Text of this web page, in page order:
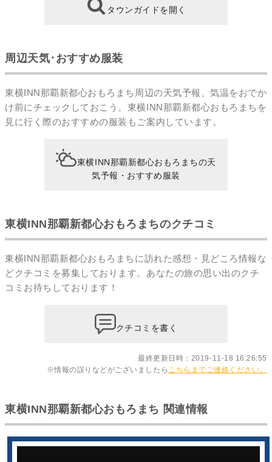
タウンガイドを開く
周辺天気･おすすめ服装
東横INN那覇新都心おもろまち周辺の天気予報、気温をおでか
け前にチェックしておこう。東横INN那覇新都心おもろまちを
見に行く際のおすすめの服装もご案内しています。
東横INN那覇新都心おもろまちの天
気予報・おすすめ服装
東横INN那覇新都心おもろまちのクチコミ
東横INN那覇新都心おもろまちに訪れた感想・見どころ情報な
どクチコミを募集しております。あなたの旅の思い出のクチ
コミ お待ちしております！
クチコミを書く
最終更新日時：2019-11-18 16:26:55
※情報の誤りなどがございましたら こちらまでご連絡ください。
東横INN那覇新都心おもろまち 関連情報